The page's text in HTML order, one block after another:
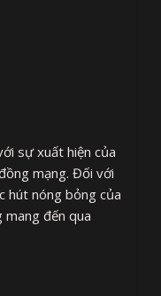
sự xuất hiện của
mạng. Đối với
hút nóng bỏng của
mang đến qua